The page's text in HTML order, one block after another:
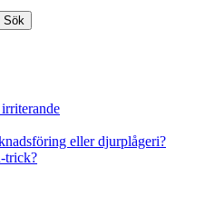
eller djurplågeri?
trick?